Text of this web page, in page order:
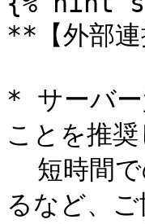
**【外部
* サーバー
ことを推
るなど、